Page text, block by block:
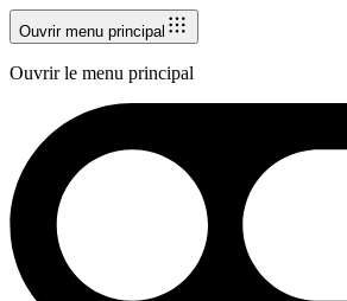
Ouvrir menu principal
Ouvrir le menu principal